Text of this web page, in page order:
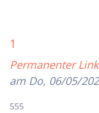
1
Permanenter Link
am Do, 06/05/
555